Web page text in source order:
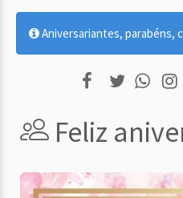
Aniversariantes, parabéns,
Feliz